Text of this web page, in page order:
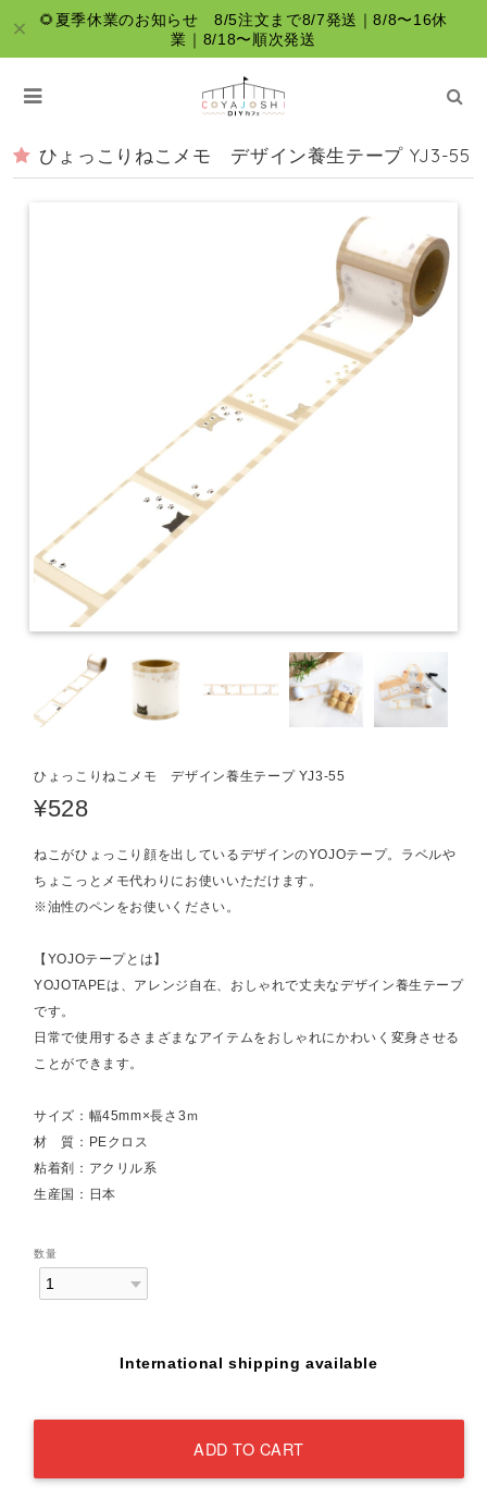
🌻夏季休業のお知らせ 8/5注文まで8/7発送｜8/8〜16休
業｜8/18〜順次発送
ひょっこりねこメモ デザイン養生テープ YJ3-55
ひょっこりねこメモ デザイン養生テープ YJ3-55
¥528
ねこがひょっこり顔を出しているデザインのYOJOテープ。ラベルや
ちょこっとメモ代わりにお使いいただけます。
※油性のペンをお使いください。
【YOJOテープとは】
YOJOTAPEは、アレンジ自在、おしゃれで丈夫なデザイン養生テープ
です。
日常で使用するさまざまなアイテムをおしゃれにかわいく変身させる
ことができます。
サイズ：幅45mm×長さ3ｍ
材 質：PEクロス
粘着剤：アクリル系
生産国：日本
数量
International shipping available
ADD TO CART